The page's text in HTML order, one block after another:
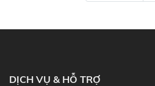
DỊCH VỤ & HỖ TRỢ